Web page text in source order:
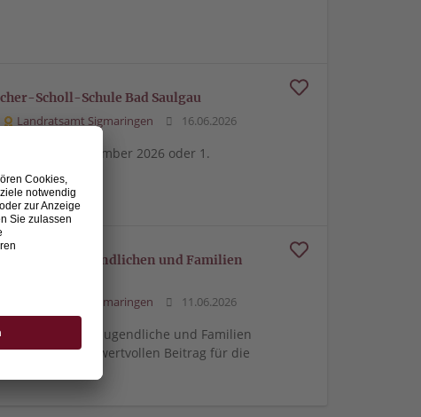
Scholl-Schule Bad Saulgau
Landratsamt Sigmaringen 16.06.2026
dem 1. September 2026 oder 1.
Kindern, Jugendlichen und Familien
Landratsamt Sigmaringen 11.06.2026
Sie Kinder, Jugendliche und Familien
so einen wertvollen Beitrag für die